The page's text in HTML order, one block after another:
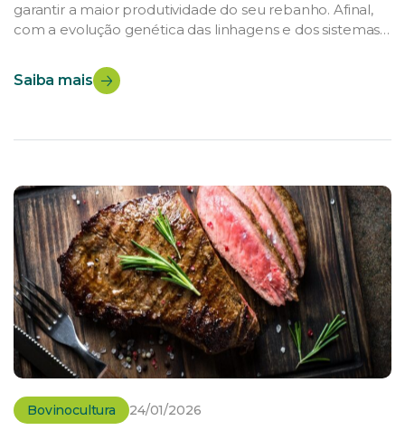
garantir a maior produtividade do seu rebanho. Afinal,
com a evolução genética das linhagens e dos sistemas
adequadas se tornaram ainda mais importantes para a
produtividade do gado de corte e leiteiro e,
Saiba mais
Bovinocultura 24/01/2026